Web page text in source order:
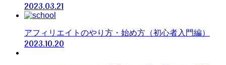
2023.03.21
アフィリエイトのやり方・始め方（初心者入門編）
2023.10.20